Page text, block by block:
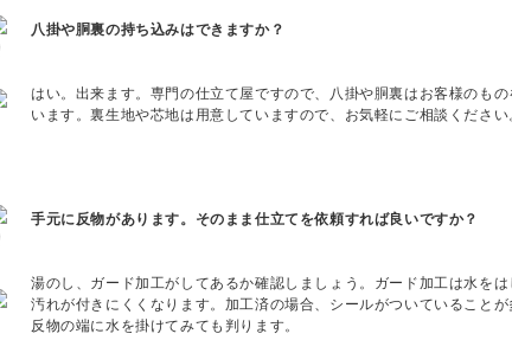
八掛や胴裏の持ち込みはできますか？
はい。出来ます。専門の仕立て屋ですので、八掛や胴裏はお客様のも
います。裏生地や芯地は用意していますので、お気軽にご相談ください
手元に反物があります。そのまま仕立てを依頼すれば良いですか？
湯のし、ガード加工がしてあるか確認しましょう。ガード加工は水をは
汚れが付きにくくなります。加工済の場合、シールがついていることが
反物の端に水を掛けてみても判ります。